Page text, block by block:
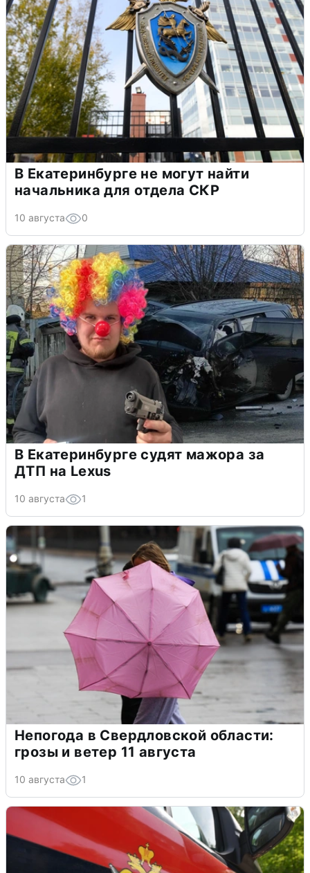
В Екатеринбурге не могут найти
начальника для отдела СКР
10 августа 0
В Екатеринбурге судят мажора за
ДТП на Lexus
10 августа 1
Непогода в Свердловской области:
грозы и ветер 11 августа
10 августа 1